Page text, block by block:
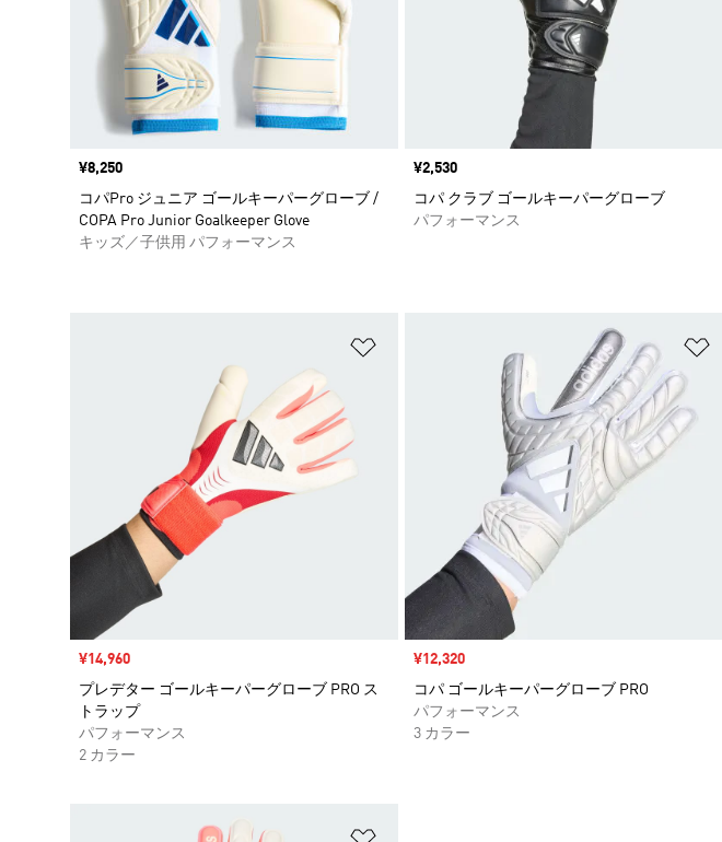
価格
¥8,250
コパPro ジュニア ゴールキーパーグローブ /
COPA Pro Junior Goalkeeper Glove
キッズ／子供用 パフォーマンス
価格
¥2,530
コパ クラブ ゴールキーパーグローブ
パフォーマンス
セール価格
¥14,960
プレデター ゴールキーパーグローブ PRO ス
トラップ
パフォーマンス
2 カラー
セール価格
¥12,320
コパ ゴールキーパーグローブ PRO
パフォーマンス
3 カラー